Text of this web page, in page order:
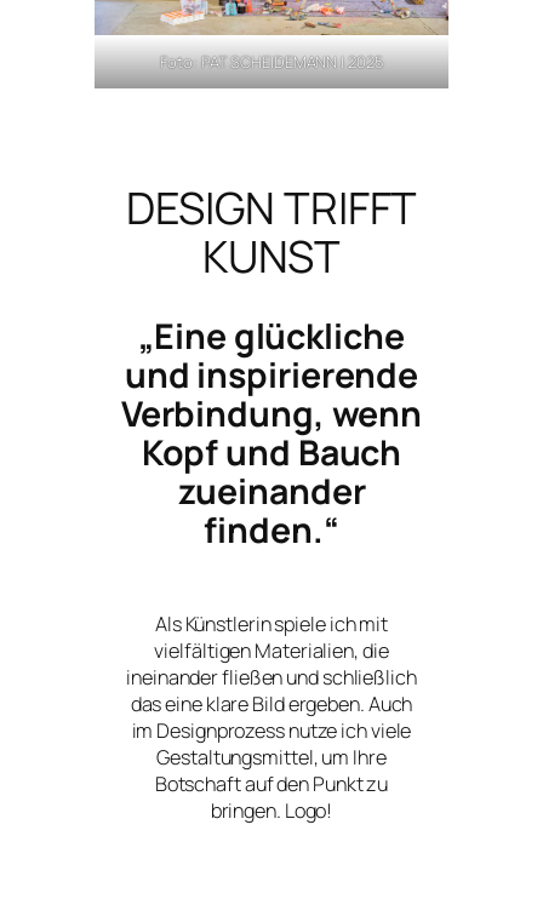
Foto: PAT SCHEIDEMANN | 2025
DESIGN TRIFFT
KUNST
„Eine glückliche
und inspirierende
Verbindung, wenn
Kopf und Bauch
zueinander
finden.“
Als Künstlerin spiele ich mit
vielfältigen Materialien, die
ineinander fließen und schließlich
das eine klare Bild ergeben. Auch
im Designprozess nutze ich viele
Gestaltungsmittel, um Ihre
Botschaft auf den Punkt zu
bringen. Logo!